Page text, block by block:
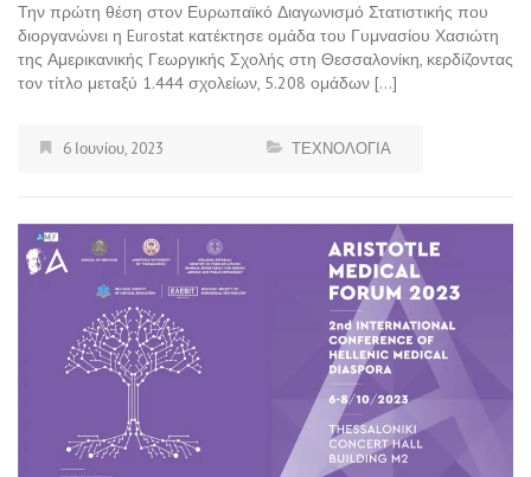
Την πρώτη θέση στον Ευρωπαϊκό Διαγωνισμό Στατιστικής που
διοργανώνει η Eurostat κατέκτησε ομάδα του Γυμνασίου Χασιώτη
της Αμερικανικής Γεωργικής Σχολής στη Θεσσαλονίκη, κερδίζοντας
τον τίτλο μεταξύ 1.444 σχολείων, 5.208 ομάδων […]
6 Ιουνίου, 2023 ΤΕΧΝΟΛΟΓΙΑ